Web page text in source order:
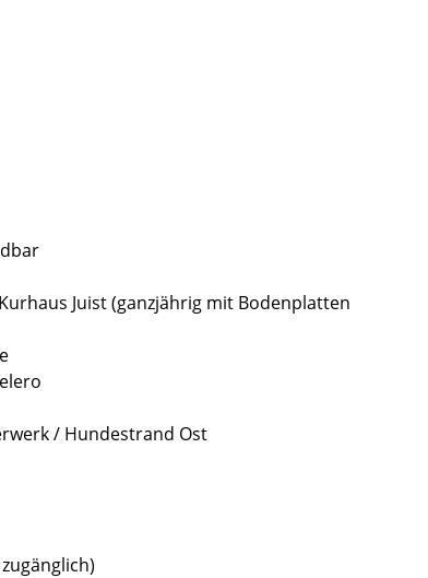
Juist (ganzjährig mit Bodenplatten
/ Hundestrand Ost